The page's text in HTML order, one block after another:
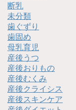
断乳
未分類
歯ぐずり
歯固め
母乳育児
産後うつ
産後おりもの
産後むくみ
産後クライシス
産後スキンケア